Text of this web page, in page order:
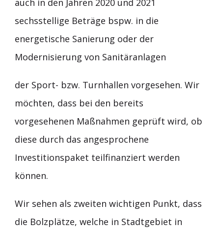
auch in den Jahren 2020 und 2021
sechsstellige Beträge bspw. in die
energetische Sanierung oder der
Modernisierung von Sanitäranlagen
der Sport- bzw. Turnhallen vorgesehen. Wir
möchten, dass bei den bereits
vorgesehenen Maßnahmen geprüft wird, ob
diese durch das angesprochene
Investitionspaket teilfinanziert werden
können.
Wir sehen als zweiten wichtigen Punkt, dass
die Bolzplätze, welche in Stadtgebiet in